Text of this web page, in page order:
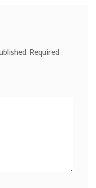
Required